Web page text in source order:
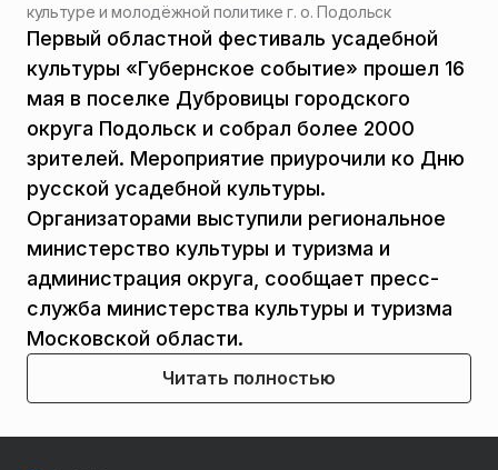
культуре и молодёжной политике г. о. Подольск
Первый областной фестиваль усадебной
культуры «Губернское событие» прошел 16
мая в поселке Дубровицы городского
округа Подольск и собрал более 2000
зрителей. Мероприятие приурочили ко Дню
русской усадебной культуры.
Организаторами выступили региональное
министерство культуры и туризма и
администрация округа, сообщает пресс-
служба министерства культуры и туризма
Московской области.
Читать полностью